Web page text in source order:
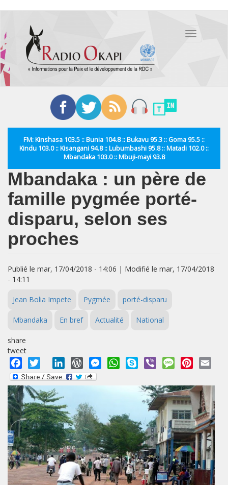
contenu
principal
Toggle
FM: Kinshasa 103.5 :: Bunia 104.8 :: Bukavu 95.3 :: Goma 95.5 ::
Kindu 103.0 :: Kisangani 94.8 :: Lubumbashi 95.8 :: Matadi 102.0 ::
Mbandaka 103.0 :: Mbuji-mayi 93.8
Mbandaka : un père de
famille pygmée porté-
disparu, selon ses
proches
Publié le mar, 17/04/2018 - 14:06 | Modifié le mar, 17/04/2018
- 14:11
Jean Bolia Impete Pygmée porté-disparu
Mbandaka En bref Actualité National
share
tweet
Facebook
Twitter LinkedInWordPressMessengerWhatsApp
Skype Viber MessagePinterest